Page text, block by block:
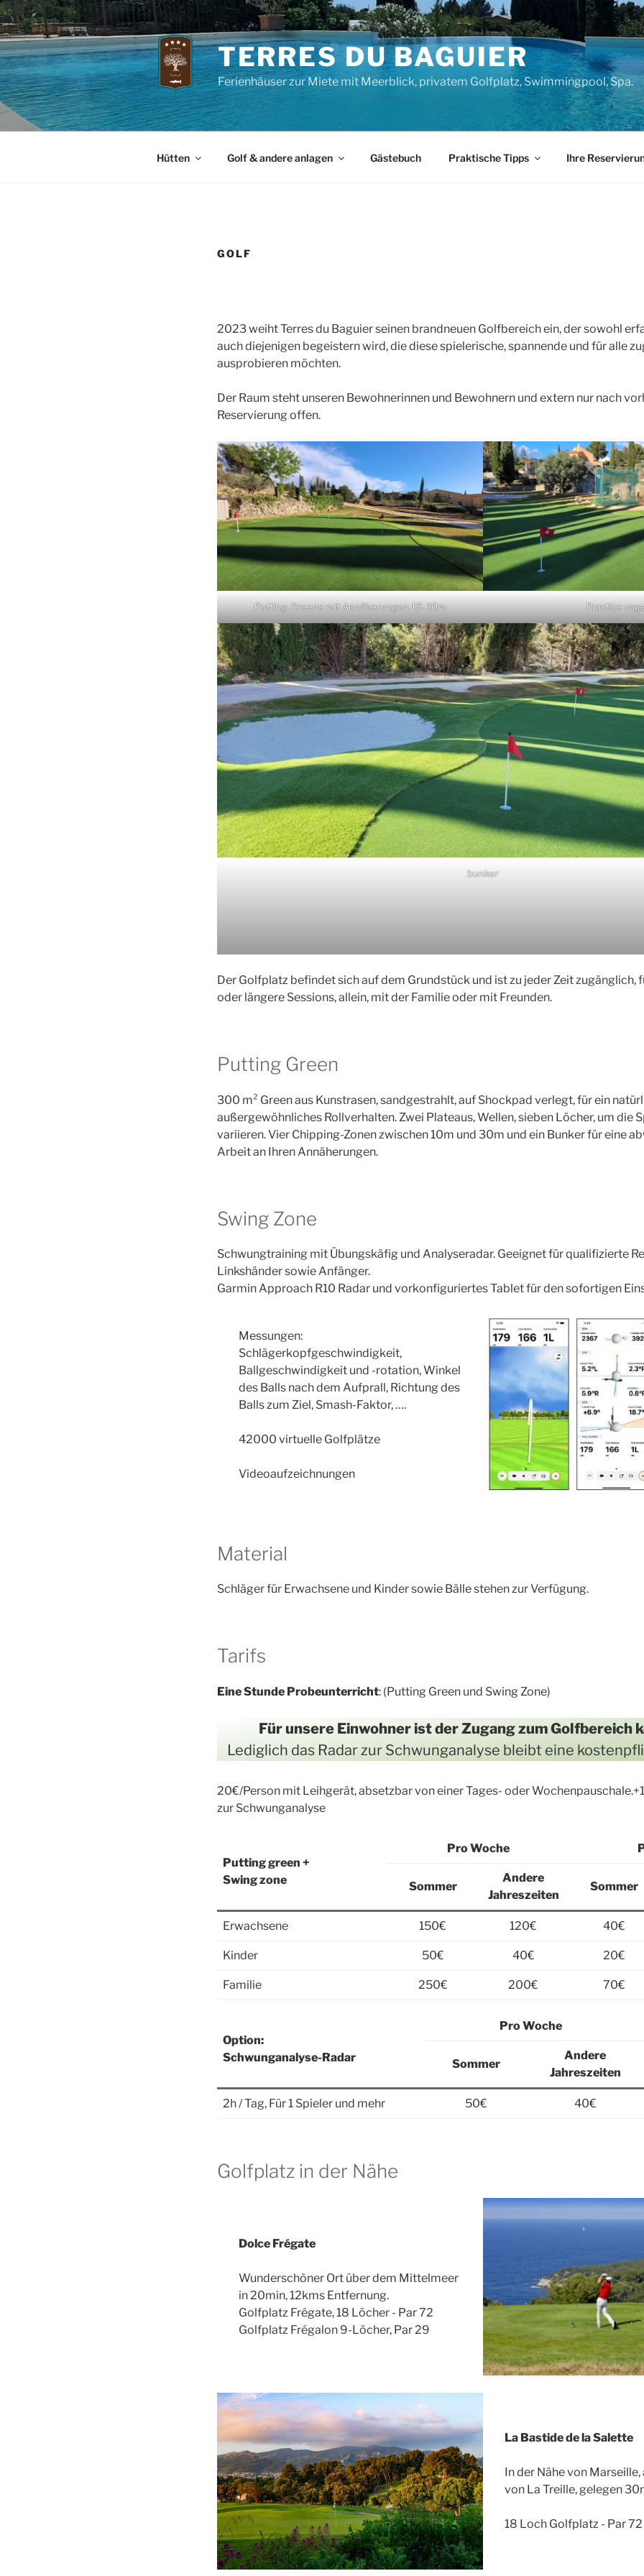
Zum
Inhalt
springen
TERRES DU BAGUIER
Ferienhäuser zur Miete mit Meerblick, privatem Golfplatz, Swimmingpool, Spa.
Hütten Golf & andere anlagen Gästebuch Praktische Tipps Ihre
GOLF
2023 weiht Terres du Baguier seinen brandneuen Golfbereich ein, der sowohl
auch diejenigen begeistern wird, die diese spielerische, spannende und für alle
ausprobieren möchten.
Der Raum steht unseren Bewohnerinnen und Bewohnern und extern nur nach
Reservierung offen.
Putting-Greens mit Annäherungen 15-30m Practice
bunker
Der Golfplatz befindet sich auf dem Grundstück und ist zu jeder Zeit zugänglich,
oder längere Sessions, allein, mit der Familie oder mit Freunden.
Putting Green
300 m² Green aus Kunstrasen, sandgestrahlt, auf Shockpad verlegt, für ein
außergewöhnliches Rollverhalten. Zwei Plateaus, Wellen, sieben Löcher, um die
variieren. Vier Chipping-Zonen zwischen 10m und 30m und ein Bunker für eine
Arbeit an Ihren Annäherungen.
Swing Zone
Schwungtraining mit Übungskäfig und Analyseradar. Geeignet für qualifizierte
Linkshänder sowie Anfänger.
Garmin Approach R10 Radar und vorkonfiguriertes Tablet für den sofortigen
Messungen:
Schlägerkopfgeschwindigkeit,
Ballgeschwindigkeit und -rotation, Winkel
des Balls nach dem Aufprall, Richtung des
Balls zum Ziel, Smash-Faktor, ….
42000 virtuelle Golfplätze
Videoaufzeichnungen
Material
Schläger für Erwachsene und Kinder sowie Bälle stehen zur Verfügung.
Tarifs
Eine Stunde Probeunterricht: (Putting Green und Swing Zone)
Für unsere Einwohner ist der Zugang zum Golfbereich
Lediglich das Radar zur Schwunganalyse bleibt eine
20€/Person mit Leihgerät, absetzbar von einer Tages- oder
zur Schwunganalyse
Putting green +
Swing zone
Pro Woche
Sommer
Andere
Jahreszeiten
Sommer
Erwachsene 150€ 120€ 40€
Kinder 50€ 40€ 20€
Familie 250€ 200€ 70€
Option:
Schwunganalyse-Radar
Pro Woche
Sommer
Andere
Jahreszeiten
2h / Tag, Für 1 Spieler und mehr 50€ 40€
Golfplatz in der Nähe
Dolce Frégate
Wunderschöner Ort über dem Mittelmeer
in 20min, 12kms Entfernung.
Golfplatz Frégate, 18 Löcher - Par 72
Golfplatz Frégalon 9-Löcher, Par 29
La Bastide de la Salette
In der Nähe von
von La Treille, gelegen
18 Loch Golfplatz - Par 72